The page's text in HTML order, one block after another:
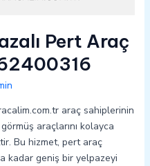
Pert Araç
araç sahiplerinin
araçlarını kolayca
Bu hizmet, pert araç
kadar geniş bir yelpazeyi